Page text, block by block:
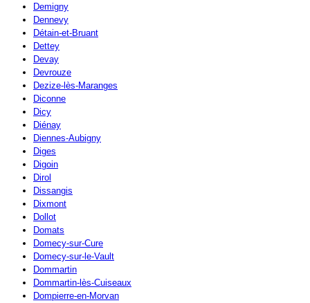
Demigny
Dennevy
Détain-et-Bruant
Dettey
Devay
Devrouze
Dezize-lès-Maranges
Diconne
Dicy
Diénay
Diennes-Aubigny
Diges
Digoin
Dirol
Dissangis
Dixmont
Dollot
Domats
Domecy-sur-Cure
Domecy-sur-le-Vault
Dommartin
Dommartin-lès-Cuiseaux
Dompierre-en-Morvan